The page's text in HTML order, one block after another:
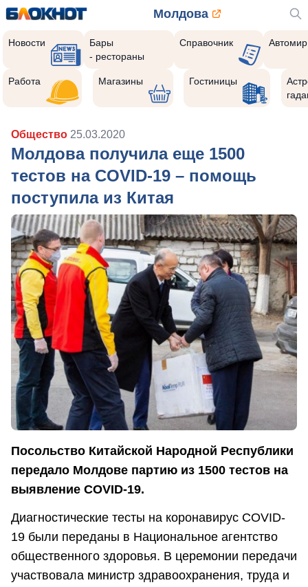
Молдова
Новости
Бары
- рестораны
Справочник Автомир
Работа Магазины Гостиницы
Общество 25.03.2020
Молдова получила еще 1500
тестов на COVID-19 – помощь
поступила из Китая
Посольство Китайской Народной Республики
передало Молдове партию из 1500 тестов на
выявление COVID-19.
Диагностические тесты на коронавирус COVID-
19 были переданы в Национальное агентство
общественного здоровья. В церемонии передачи
участвовала министр здравоохранения, труда и